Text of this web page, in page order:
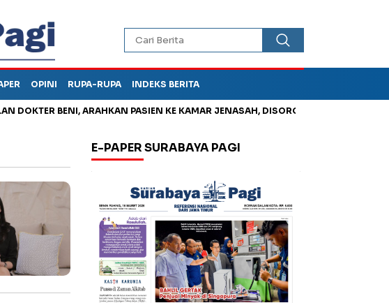
OPINI RUPA-RUPA INDEKS BERITA
BENI, ARAHKAN PASIEN KE KAMAR JENASAH, DISOROT
E-PAPER SURABAYA PAGI